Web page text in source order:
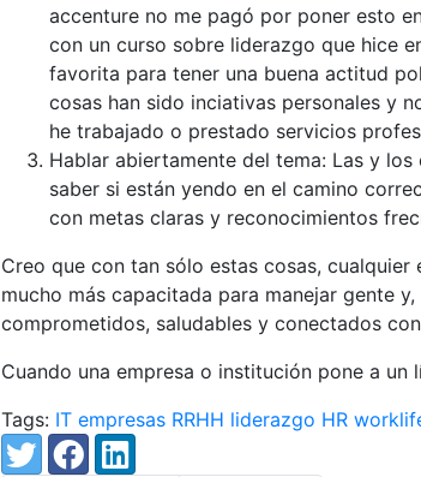
accenture no me pagó por poner esto
con un curso sobre liderazgo que hice
favorita para tener una buena actitud
cosas han sido inciativas personales y
he trabajado o prestado servicios
Hablar abiertamente del tema: Las y
saber si están yendo en el camino
con metas claras y reconocimientos
Creo que con tan sólo estas cosas,
mucho más capacitada para manejar gente
comprometidos, saludables y conectados
Cuando una empresa o institución pone a
Tags: IT empresas RRHH liderazgo HR
Share:
TwitterFacebookLinkedIn